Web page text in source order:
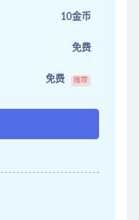
10金币
免费
免费 推荐